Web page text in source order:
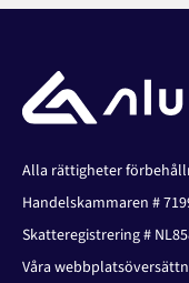
Alla rättigheter
Handelskammaren #
Skatteregistrering #
Våra